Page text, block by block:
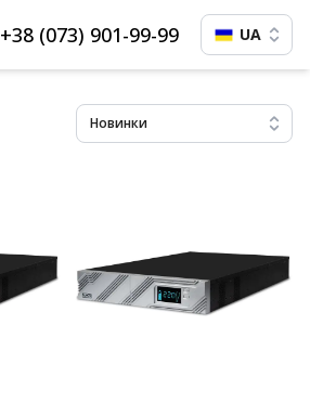
+38 (073) 901-99-99 UA
Новинки